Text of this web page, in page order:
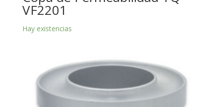
VF2201
Hay existencias